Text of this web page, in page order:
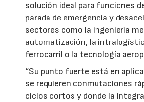
solución ideal para funciones
parada de emergencia y
sectores como la ingeniería
automatización, la
ferrocarril o la tecnología
“Su punto fuerte está en
se requieren conmutaciones
ciclos cortos y donde la